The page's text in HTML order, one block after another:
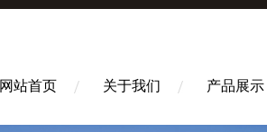
网站首页 关于我们 产品展示